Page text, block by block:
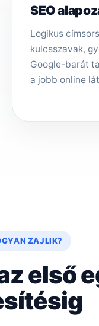
SEO
Logikus
kulcsszavak,
Google-barát
a jobb online
ZAJLIK?
első